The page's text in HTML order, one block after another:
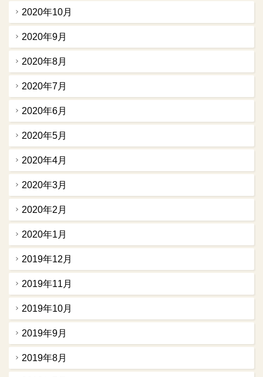
2020年10月
2020年9月
2020年8月
2020年7月
2020年6月
2020年5月
2020年4月
2020年3月
2020年2月
2020年1月
2019年12月
2019年11月
2019年10月
2019年9月
2019年8月